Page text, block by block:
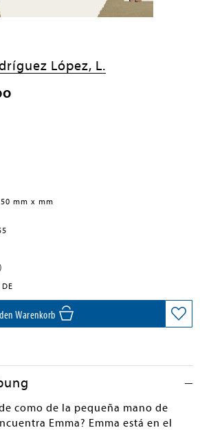
López, L.
mm x mm
Warenkorb
como de la pequeña mano de
Emma? Emma está en el